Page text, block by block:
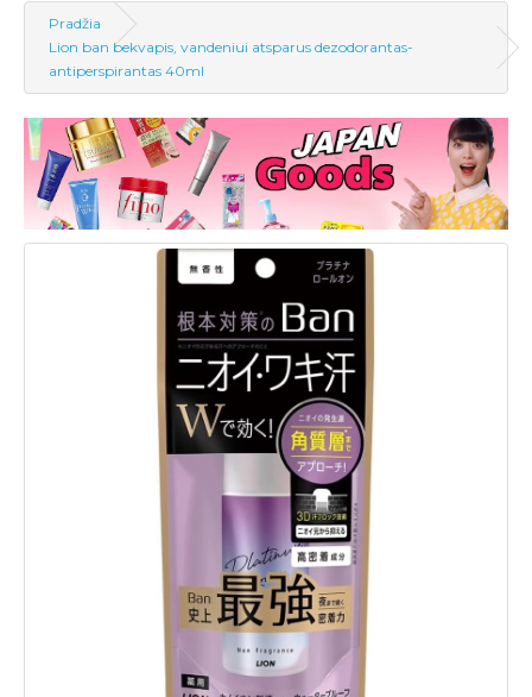
Pradžia
Lion ban bekvapis, vandeniui atsparus dezodorantas-
antiperspirantas 40ml